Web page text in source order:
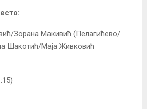
Зорана Макивић (Пелагићево/
Шакотић/Маја Живковић